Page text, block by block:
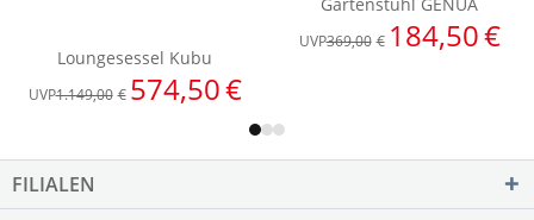
FILIALEN